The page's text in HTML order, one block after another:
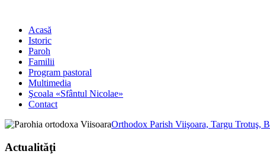
Acasă
Istoric
Paroh
Familii
Program pastoral
Multimedia
Şcoala «Sfântul Nicolae»
Contact
Orthodox Parish Viişoara, Targu Trotuş,
Actualităţi